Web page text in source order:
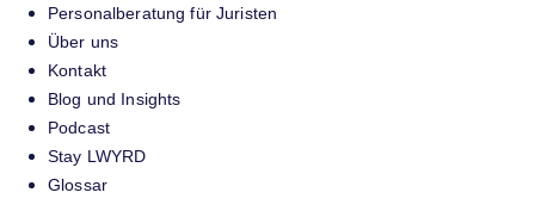
Personalberatung für Juristen
Über uns
Kontakt
Blog und Insights
Podcast
Stay LWYRD
Glossar